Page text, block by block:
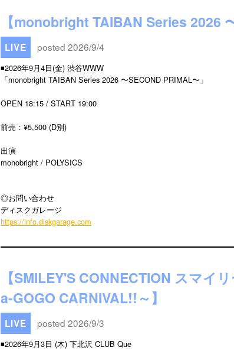
【monobright TAIBAN Series 2026
LIVE posted 2026/9/4
◾️2026年9月4日(金) 渋谷WWW
「monobright TAIBAN Series 2026 〜SECOND PRIMAL〜」
OPEN 18:15 / START 19:00
前売：¥5,500 (D別)
出演
monobright / POLYSICS
◎お問い合わせ
ディスクガレージ
https://info.diskgarage.com
【SMILEY'S CONNECTION スマイ
a-GOGO CARNIVAL!!～】
LIVE posted 2026/9/3
◾️2026年9月3日 (木) 下北沢 CLUB Que